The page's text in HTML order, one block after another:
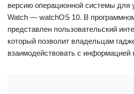
версию операционной системы для
Watch — watchOS 10. В
представлен пользовательский
который позволит владельцам
взаимодействовать с информацией